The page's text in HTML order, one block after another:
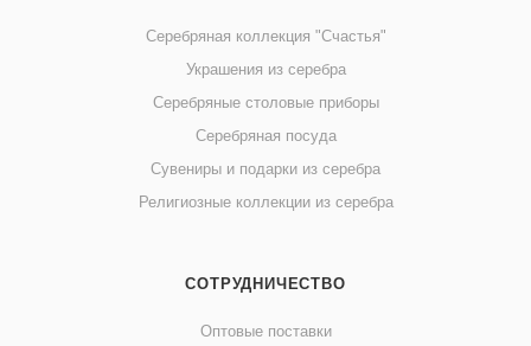
Серебряная коллекция "Счастья"
Украшения из серебра
Серебряные столовые приборы
Серебряная посуда
Сувениры и подарки из серебра
Религиозные коллекции из серебра
СОТРУДНИЧЕСТВО
Оптовые поставки